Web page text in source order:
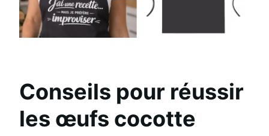
Conseils pour réussir
les œufs cocotte